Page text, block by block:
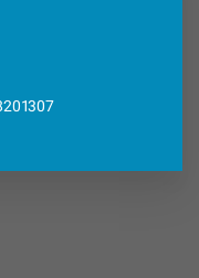
02188201307 و